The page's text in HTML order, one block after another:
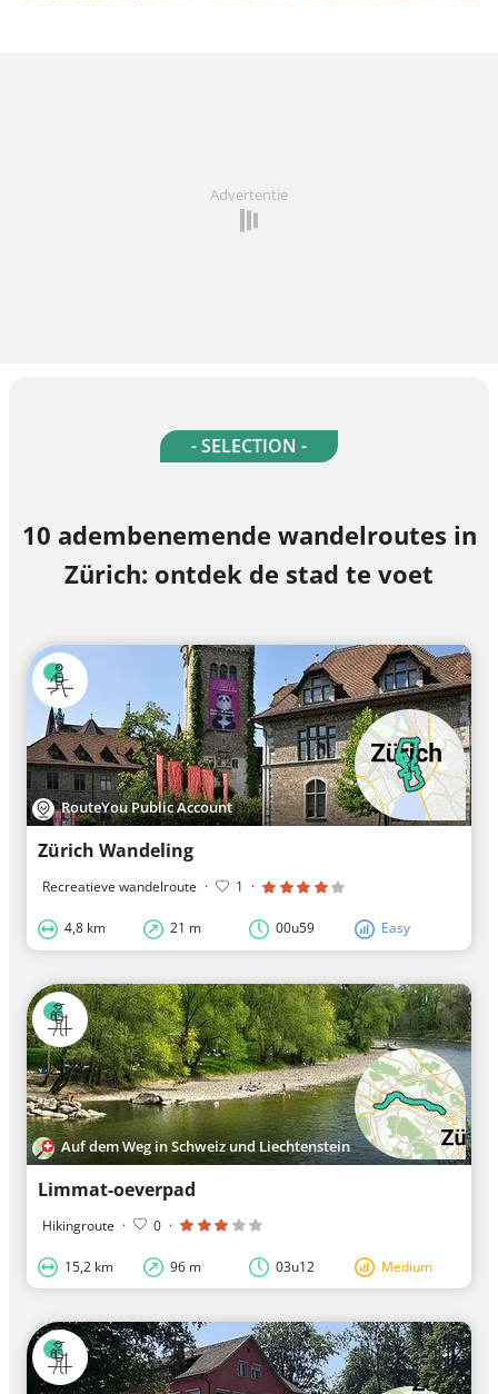
Advertentie
- SELECTION -
10 adembenemende wandelroutes in
Zürich: ontdek de stad te voet
RouteYou Public Account
Zürich Wandeling
Recreatieve wandelroute · 1 ·
4,8 km 21 m 00u59 Easy
Auf dem Weg in Schweiz und Liechtenstein
Limmat-oeverpad
Hikingroute · 0 ·
15,2 km 96 m 03u12 Medium